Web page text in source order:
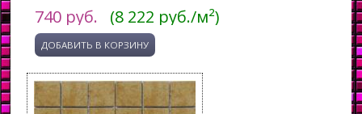
740 руб. (8 222 руб./м²)